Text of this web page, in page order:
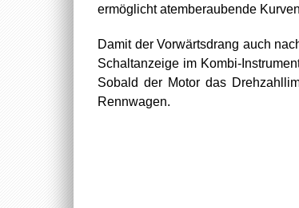
ermöglicht atemberaubende
Damit der Vorwärtsdrang auch
Schaltanzeige im Kombi-
Sobald der Motor das
Rennwagen.